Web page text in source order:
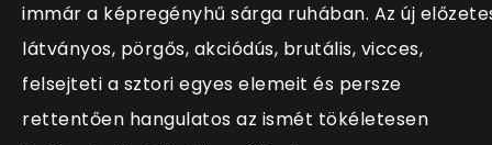
immár a képregényhű sárga ruhában. Az új
látványos, pörgős, akciódús, brutális, vicces,
felsejteti a sztori egyes elemeit és persze
rettentően hangulatos az ismét tökéletesen